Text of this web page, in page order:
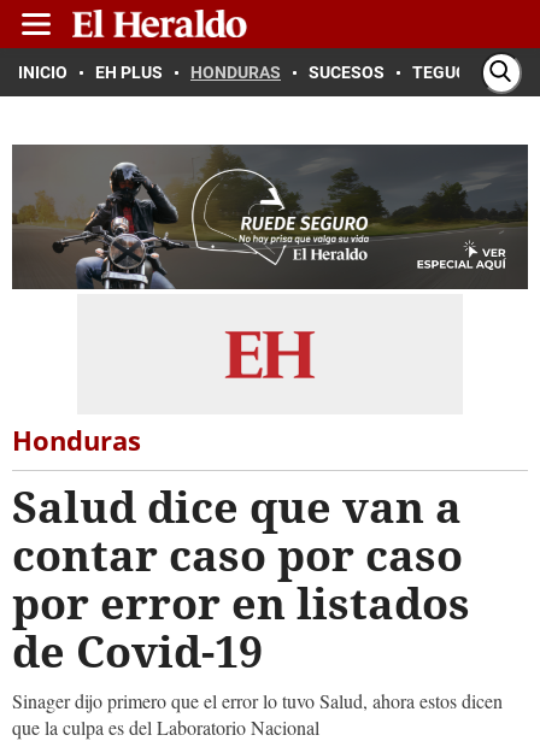
INICIO EH PLUS HONDURAS SUCESOS TEGUCIGALPA
Honduras
Salud dice que van a
contar caso por caso
por error en listados
de Covid-19
Sinager dijo primero que el error lo tuvo Salud, ahora estos dicen
que la culpa es del Laboratorio Nacional